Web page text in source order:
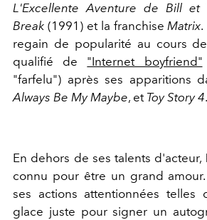
L'Excellente Aventure de Bill et
Break (1991) et la franchiseMatrix
regain de popularité au cours
qualifié de "Internet boyfriend"
"farfelu") après ses apparitions
Always Be My Maybe, et Toy Story 4.
En dehors de ses talents d'acteur,
connu pour être un grand
ses actions attentionnées telles
glace juste pour signer un